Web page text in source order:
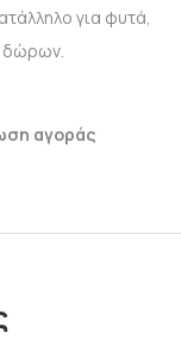
για φυτά,
δώρων.
αγοράς